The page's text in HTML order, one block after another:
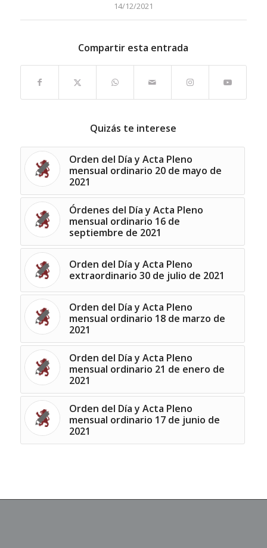
14/12/2021
Compartir esta entrada
Quizás te interese
Orden del Día y Acta Pleno
mensual ordinario 20 de mayo de
2021
Órdenes del Día y Acta Pleno
mensual ordinario 16 de
septiembre de 2021
Orden del Día y Acta Pleno
extraordinario 30 de julio de 2021
Orden del Día y Acta Pleno
mensual ordinario 18 de marzo de
2021
Orden del Día y Acta Pleno
mensual ordinario 21 de enero de
2021
Orden del Día y Acta Pleno
mensual ordinario 17 de junio de
2021